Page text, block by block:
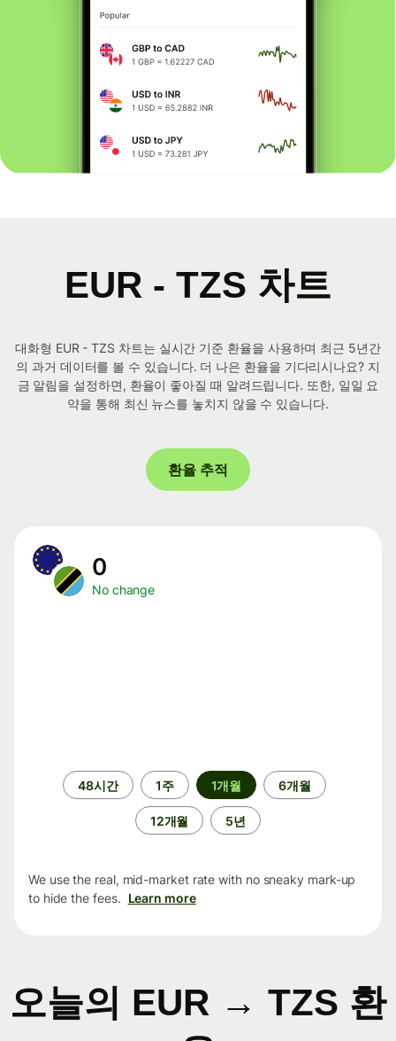
EUR - TZS 차트
대화형 EUR - TZS 차트는 실시간 기준 환율을 사용하며 최근 5년간
의 과거 데이터를 볼 수 있습니다. 더 나은 환율을 기다리시나요? 지
금 알림을 설정하면, 환율이 좋아질 때 알려드립니다. 또한, 일일 요
약을 통해 최신 뉴스를 놓치지 않을 수 있습니다.
환율 추적
0
No change
48시간 1주 1개월 6개월
12개월 5년
We use the real, mid-market rate with no sneaky mark-up
to hide the fees. Learn more
오늘의 EUR → TZS 환